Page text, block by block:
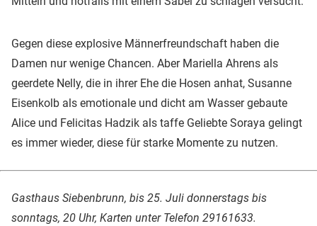
Gegen diese explosive Männerfreundschaft haben die
Damen nur wenige Chancen. Aber Mariella Ahrens als
geerdete Nelly, die in ihrer Ehe die Hosen anhat, Susanne
Eisenkolb als emotionale und dicht am Wasser gebaute
Alice und Felicitas Hadzik als taffe Geliebte Soraya gelingt
es immer wieder, diese für starke Momente zu nutzen.
Gasthaus Siebenbrunn, bis 25. Juli donnerstags bis
sonntags, 20 Uhr, Karten unter Telefon 29161633.